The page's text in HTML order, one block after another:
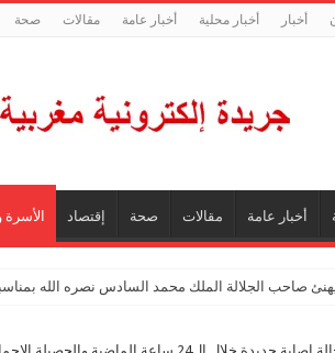
أخبار أخبار محلية أخبار عامة مقالات صحة
أخبار عامة مقالات صحة إقتصاد
صاحب الجلالة الملك محمد السادس نصره الله